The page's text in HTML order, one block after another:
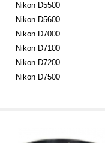
Nikon D5500
Nikon D5600
Nikon D7000
Nikon D7100
Nikon D7200
Nikon D7500